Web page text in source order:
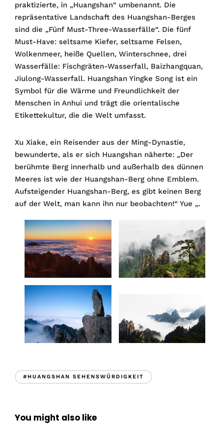
praktizierte, in „Huangshan“ umbenannt. Die
repräsentative Landschaft des Huangshan-Berges
sind die „Fünf Must-Three-Wasserfälle“. Die fünf
Must-Have: seltsame Kiefer, seltsame Felsen,
Wolkenmeer, heiße Quellen, Winterschnee, drei
Wasserfälle: Fischgräten-Wasserfall, Baizhangquan,
Jiulong-Wasserfall. Huangshan Yingke Song ist ein
Symbol für die Wärme und Freundlichkeit der
Menschen in Anhui und trägt die orientalische
Etikettekultur, die die Welt umfasst.
Xu Xiake, ein Reisender aus der Ming-Dynastie,
bewunderte, als er sich Huangshan näherte: „Der
berühmte Berg innerhalb und außerhalb des dünnen
Meeres ist wie der Huangshan-Berg ohne Emblem.
Aufsteigender Huangshan-Berg, es gibt keinen Berg
auf der Welt, man kann ihn nur beobachten!“ Yue „.
#HUANGSHAN SEHENSWÜRDIGKEIT
You might also like